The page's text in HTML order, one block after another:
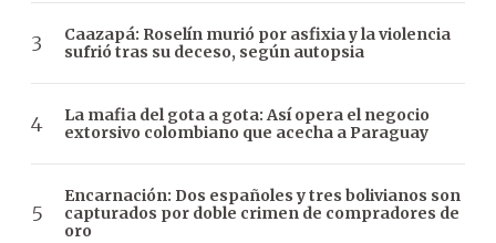
Caazapá: Roselín murió por asfixia y la violencia
sufrió tras su deceso, según autopsia
La mafia del gota a gota: Así opera el negocio
extorsivo colombiano que acecha a Paraguay
Encarnación: Dos españoles y tres bolivianos son
capturados por doble crimen de compradores de
oro